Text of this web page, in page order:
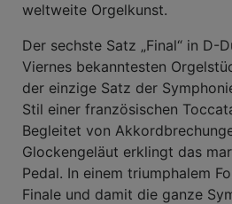
weltweite Orgelkunst.
Der sechste Satz „Final“ in D-
Viernes bekanntesten
der einzige Satz der
Stil einer französischen
Begleitet von
Glockengeläut erklingt das
Pedal. In einem triumphalem
Finale und damit die ganze